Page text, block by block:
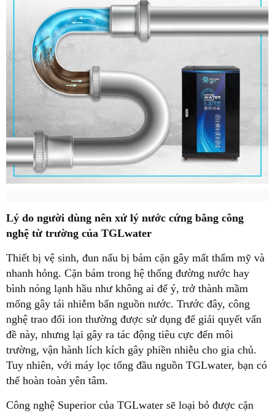
Lý do người dùng nên xử lý nước cứng bằng công
nghệ từ trường của TGLwater
Thiết bị vệ sinh, đun nấu bị bám cặn gây mất thẩm mỹ và
nhanh hỏng. Cặn bám trong hệ thống đường nước hay
bình nóng lạnh hầu như không ai để ý, trở thành mầm
mống gây tái nhiễm bẩn nguồn nước. Trước đây, công
nghệ trao đổi ion thường được sử dụng để giải quyết vấn
đề này, nhưng lại gây ra tác động tiêu cực đến môi
trường, vận hành lích kích gây phiền nhiễu cho gia chủ.
Tuy nhiên, với máy lọc tổng đầu nguồn TGLwater, bạn có
thể hoàn toàn yên tâm.
Công nghệ Superior của TGLwater sẽ loại bỏ được cặn